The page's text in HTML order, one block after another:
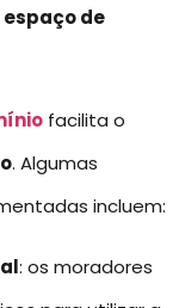
de
facilita o
. Algumas
incluem:
: os moradores